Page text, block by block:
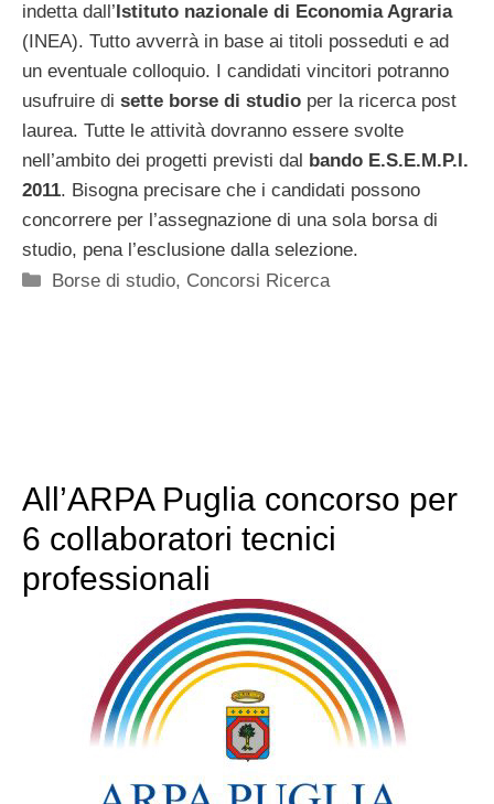
indetta dall’ Istituto nazionale di Economia Agraria
(INEA). Tutto avverrà in base ai titoli posseduti e ad
un eventuale colloquio. I candidati vincitori potranno
usufruire di sette borse di studio per la ricerca post
laurea. Tutte le attività dovranno essere svolte
nell’ambito dei progetti previsti dal bando E.S.E.M.P.I.
2011. Bisogna precisare che i candidati possono
concorrere per l’assegnazione di una sola borsa di
studio, pena l’esclusione dalla selezione.
Categorie
Borse di studio, Concorsi Ricerca
All’ARPA Puglia concorso per
6 collaboratori tecnici
professionali